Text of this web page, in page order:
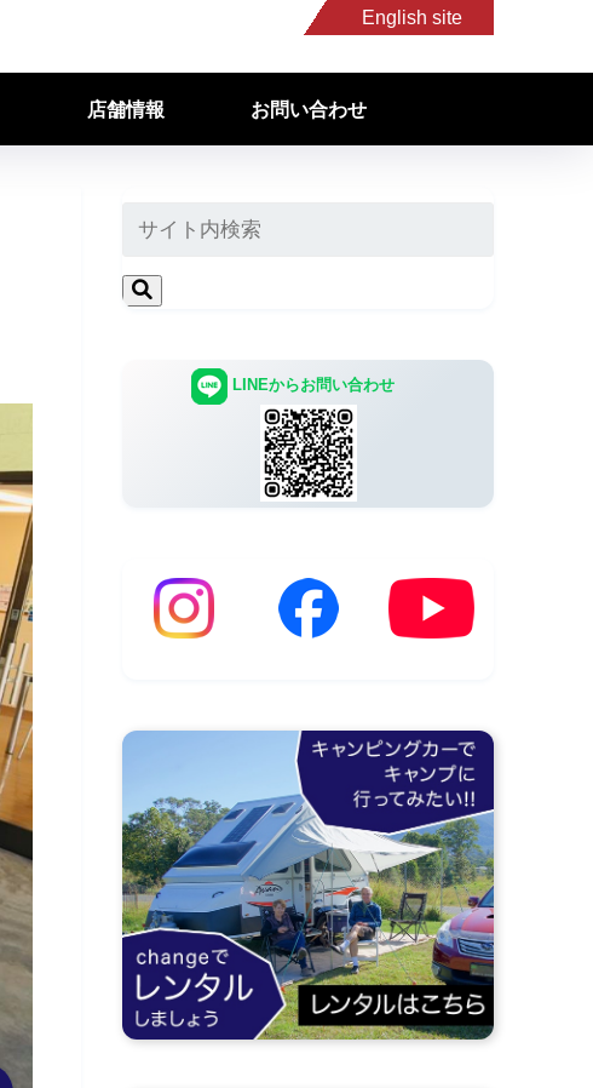
English site
店舗情報 お問い合わせ
LINEからお問い合わせ